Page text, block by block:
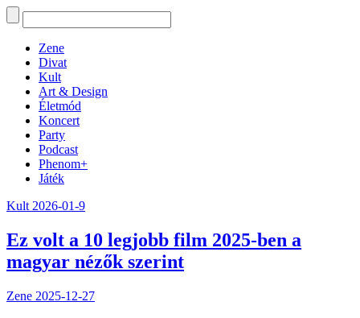
Zene
Divat
Kult
Art & Design
Életmód
Koncert
Party
Podcast
Phenom+
Játék
Kult 2026-01-9
Ez volt a 10 legjobb film 2025-ben a
magyar nézők szerint
Zene 2025-12-27